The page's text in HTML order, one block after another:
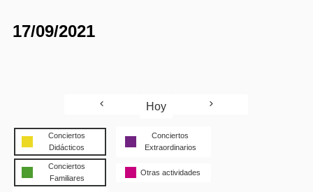
17/09/2021
Hoy
Conciertos
Didácticos
Conciertos
Extraordinarios
Conciertos
Familiares
Otras actividades